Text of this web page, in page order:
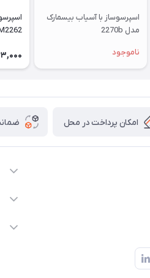
اسپرسوساز با آسياب بیسمارک
مدل 2270b
ناموجود
امکان پرداخت در محل